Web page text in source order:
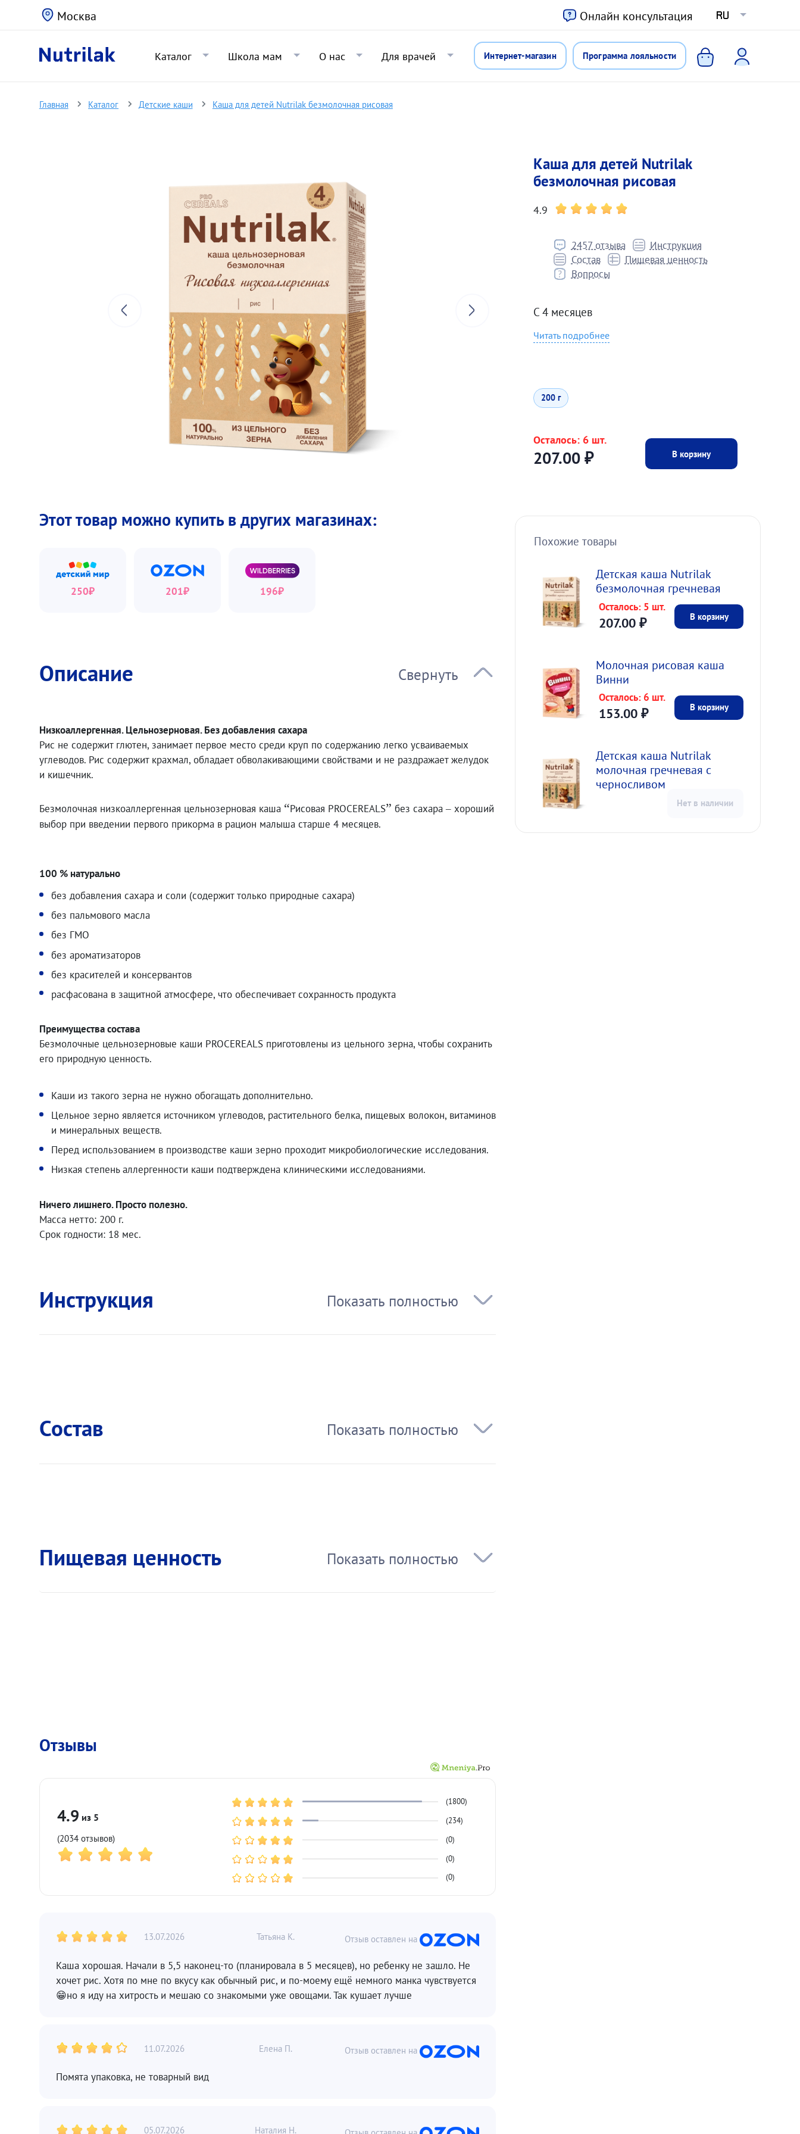
Москва Онлайн консультация RU
Каталог Школа мам О нас Для врачей Интернет-магазин Программа лояльности
Главная Каталог Детские каши Каша для детей Nutrilak безмолочная рисовая
Этот товар можно купить в других магазинах:
250₽ 201₽ 196₽
Описание
Низкоаллергенная. Цельнозерновая. Без добавления сахара
Рис не содержит глютен, занимает первое место среди круп по содержанию легко усваиваемых
углеводов. Рис содержит крахмал, обладает обволакивающими свойствами и не раздражает желудок
и кишечник.
Безмолочная низкоаллергенная цельнозерновая каша “Рисовая PROCEREALS” без сахара – хороший
выбор при введении первого прикорма в рацион малыша старше 4 месяцев.
100 % натурально
без добавления сахара и соли (содержит только природные сахара)
без пальмового масла
без ГМО
без ароматизаторов
без красителей и консервантов
расфасована в защитной атмосфере, что обеспечивает сохранность продукта
Преимущества состава
Безмолочные цельнозерновые каши РROCEREALS приготовлены из цельного зерна, чтобы сохранить
его природную ценность.
Каши из такого зерна не нужно обогащать дополнительно.
Цельное зерно является источником углеводов, растительного белка, пищевых волокон, витаминов
и минеральных веществ.
Перед использованием в производстве каши зерно проходит микробиологические исследования.
Низкая степень аллергенности каши подтверждена клиническими исследованиями.
Ничего лишнего. Просто полезно.
Масса нетто: 200 г.
Срок годности: 18 мес.
Инструкция
Состав
Пищевая ценность
Отзывы
4.9
(2034 отзывов)
(1800)
(234)
(0)
(0)
(0)
Татьяна К.
13.07.2026
Каша хорошая. Начали в 5,5 наконец-то (планировала в 5 месяцев), но ребенку не зашло. Не
хочет рис. Хотя по мне по вкусу как обычный рис, и по-моему ещё немного манка чувствуется
😁но я иду на хитрость и мешаю со знакомыми уже овощами. Так кушает лучше
Елена П.
11.07.2026
Помята упаковка, не товарный вид
Наталия Н.
05.07.2026
Каша для детей Nutrilak
безмолочная рисовая
4.9
2457 отзыва
Инструкция
Состав
Пищевая ценность
Вопросы
С 4 месяцев
Читать подробнее
200 г
207.00₽
Осталось: 6 шт.
В корзину
Похожие товары
Детская каша Nutrilak
безмолочная гречневая
207.00₽
Осталось: 5 шт.
В корзину
Молочная рисовая каша
Винни
153.00₽
Осталось: 6 шт.
В корзину
Детская каша Nutrilak
молочная гречневая с
черносливом
247.00₽ Нет в наличии